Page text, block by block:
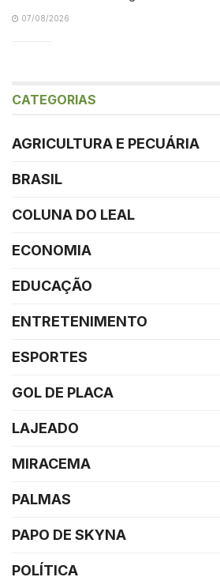
07/08/2026
CATEGORIAS
AGRICULTURA E PECUÁRIA
BRASIL
COLUNA DO LEAL
ECONOMIA
EDUCAÇÃO
ENTRETENIMENTO
ESPORTES
GOL DE PLACA
LAJEADO
MIRACEMA
PALMAS
PAPO DE SKYNA
POLÍTICA